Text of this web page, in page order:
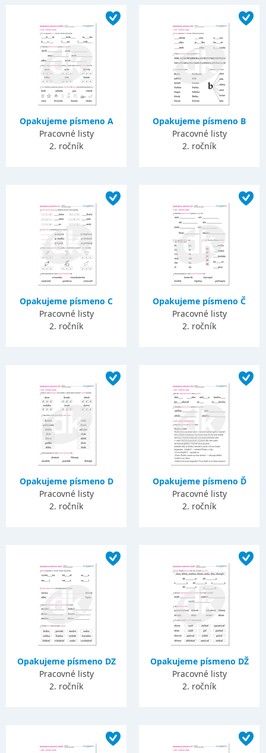
Opakujeme písmeno A
Pracovné listy
2. ročník
Opakujeme písmeno B
Pracovné listy
2. ročník
Opakujeme písmeno C
Pracovné listy
2. ročník
Opakujeme písmeno Č
Pracovné listy
2. ročník
Opakujeme písmeno D
Pracovné listy
2. ročník
Opakujeme písmeno Ď
Pracovné listy
2. ročník
Opakujeme písmeno DZ
Pracovné listy
2. ročník
Opakujeme písmeno DŽ
Pracovné listy
2. ročník